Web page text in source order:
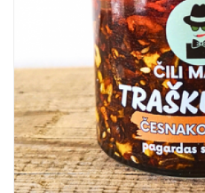
Gurmanams
Natūralios
Žvakės
Namų
Kvapai